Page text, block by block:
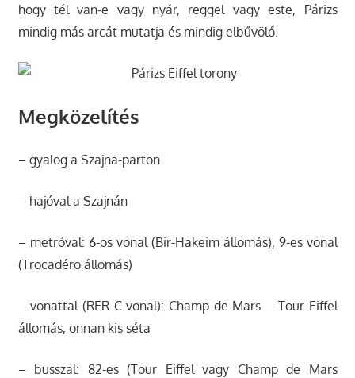
hogy tél van-e vagy nyár, reggel vagy este, Párizs
mindig más arcát mutatja és mindig elbűvölő.
Megközelítés
– gyalog a Szajna-parton
– hajóval a Szajnán
– metróval: 6-os vonal (Bir-Hakeim állomás), 9-es vonal
(Trocadéro állomás)
– vonattal (RER C vonal): Champ de Mars – Tour Eiffel
állomás, onnan kis séta
– busszal: 82-es (Tour Eiffel vagy Champ de Mars